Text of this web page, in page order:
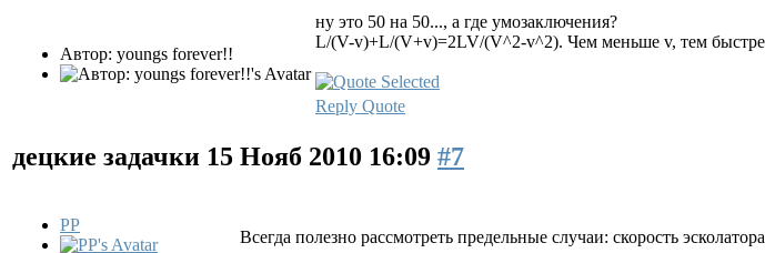
Автор: youngs forever!!
ну это 50 на 50..., а где умозаключения?
L/(V-v)+L/(V+v)=2LV/(V^2-v^2). Чем меньше v, тем
Reply Quote
децкие задачки 15 Нояб 2010 16:09 #7
PP
Всегда полезно рассмотреть предельные случаи: скорость